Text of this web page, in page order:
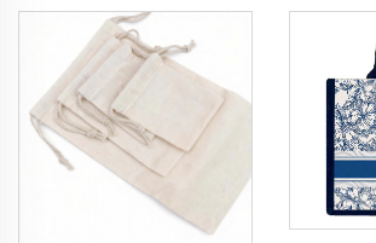
viaggi all'aperto, uso
casuale e sportivo con
cordino
qualità
tela di